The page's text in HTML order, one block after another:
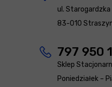
ul. Starogardzka
83-010
797 950
Sklep
Poniedziałek –